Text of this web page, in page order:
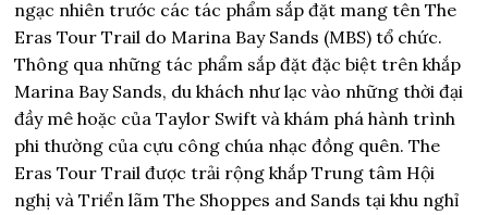
ngạc nhiên trước các tác phẩm sắp đặt mang tên The
Eras Tour Trail do Marina Bay Sands (MBS) tổ chức.
Thông qua những tác phẩm sắp đặt đặc biệt trên khắp
Marina Bay Sands, du khách như lạc vào những thời đại
đầy mê hoặc của Taylor Swift và khám phá hành trình
phi thường của cựu công chúa nhạc đồng quên. The
Eras Tour Trail được trải rộng khắp Trung tâm Hội
nghị và Triển lãm The Shoppes and Sands tại khu nghỉ